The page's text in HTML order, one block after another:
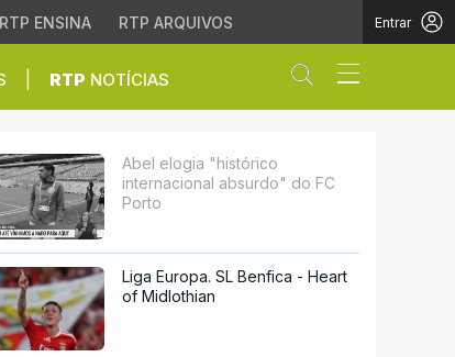
RTP ENSINA RTP ARQUIVOS Entrar
RTP NOTÍCIAS Abrir campo
FC Porto
Abel elogia "histórico
internacional absurdo" do FC
Porto
Liga Europa. SL Benfica - Heart
of Midlothian